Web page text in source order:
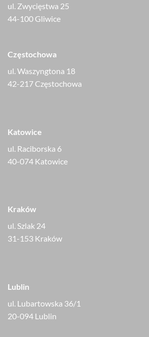
ul. Zwycięstwa 25
44-100 Gliwice
Częstochowa
ul. Waszyngtona 18
42-217 Częstochowa
Katowice
ul. Raciborska 6
40-074 Katowice
Kraków
ul. Szlak 24
31-153 Kraków
Lublin
ul. Lubartowska 36/1
20-094 Lublin